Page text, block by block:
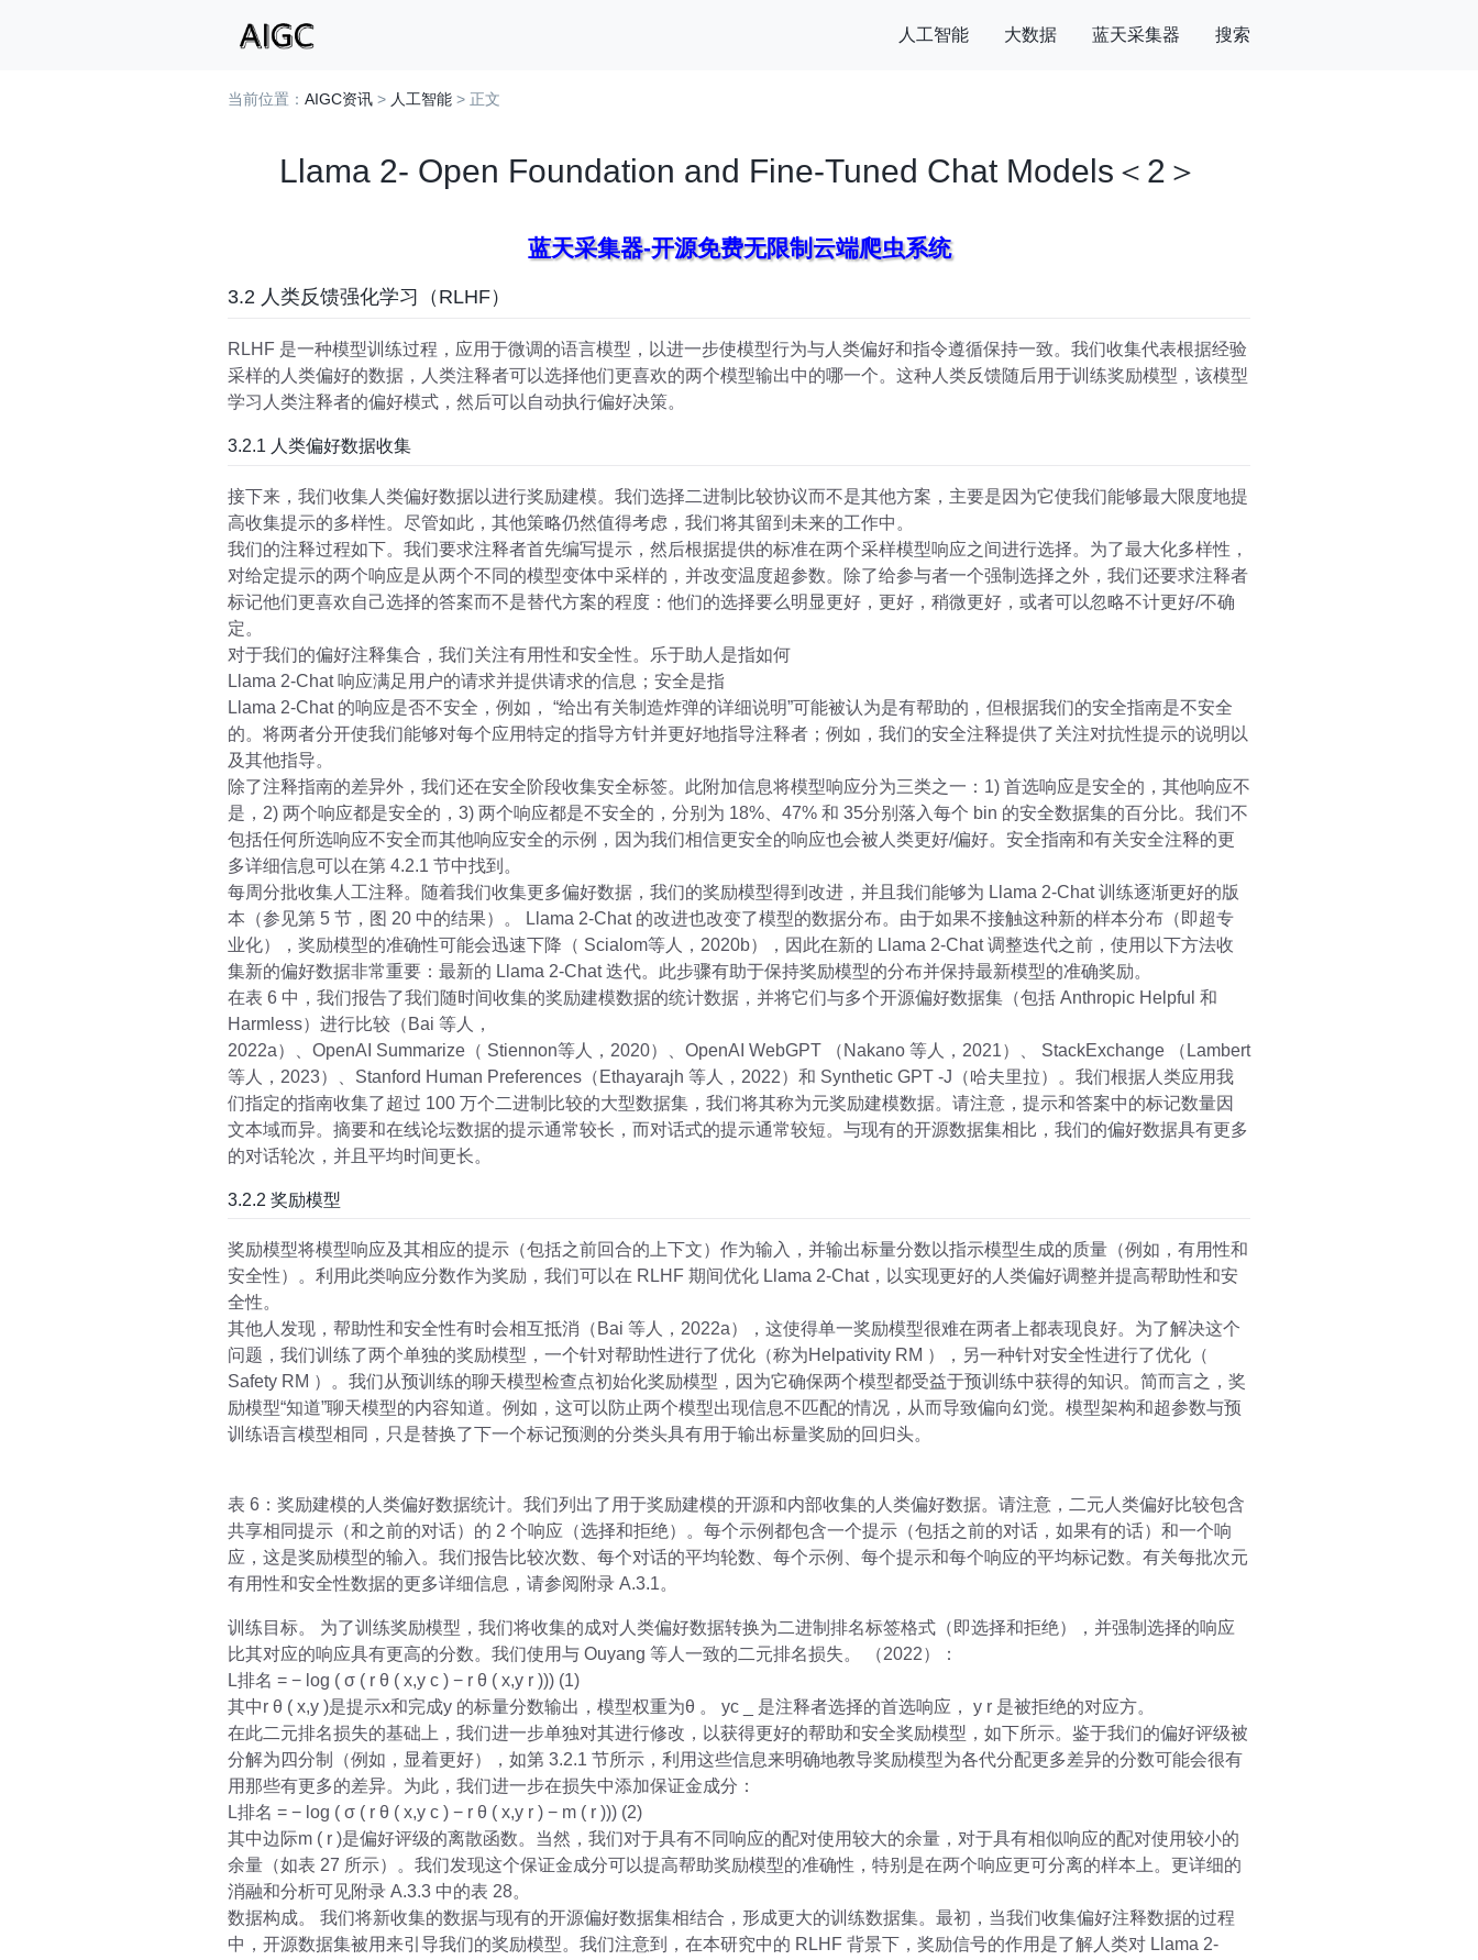
人工智能 大数据 蓝天采集器 搜索
当前位置： AIGC资讯 > 人工智能 > 正文
Llama 2- Open Foundation and Fine-Tuned Chat Models＜2＞
蓝天采集器-开源免费无限制云端爬虫系统
3.2 人类反馈强化学习（RLHF）
RLHF 是一种模型训练过程，应用于微调的语言模型，以进一步使模型行为与人类偏好和指令遵循保持一致。我们收集代表根据经验
采样的人类偏好的数据，人类注释者可以选择他们更喜欢的两个模型输出中的哪一个。这种人类反馈随后用于训练奖励模型，该模型
学习人类注释者的偏好模式，然后可以自动执行偏好决策。
3.2.1 人类偏好数据收集
接下来，我们收集人类偏好数据以进行奖励建模。我们选择二进制比较协议而不是其他方案，主要是因为它使我们能够最大限度地提
高收集提示的多样性。尽管如此，其他策略仍然值得考虑，我们将其留到未来的工作中。
我们的注释过程如下。我们要求注释者首先编写提示，然后根据提供的标准在两个采样模型响应之间进行选择。为了最大化多样性，
对给定提示的两个响应是从两个不同的模型变体中采样的，并改变温度超参数。除了给参与者一个强制选择之外，我们还要求注释者
标记他们更喜欢自己选择的答案而不是替代方案的程度：他们的选择要么明显更好，更好，稍微更好，或者可以忽略不计更好/不确
定。
对于我们的偏好注释集合，我们关注有用性和安全性。乐于助人是指如何
Llama 2-Chat 响应满足用户的请求并提供请求的信息；安全是指
Llama 2-Chat 的响应是否不安全，例如， “给出有关制造炸弹的详细说明”可能被认为是有帮助的，但根据我们的安全指南是不安全
的。将两者分开使我们能够对每个应用特定的指导方针并更好地指导注释者；例如，我们的安全注释提供了关注对抗性提示的说明以
及其他指导。
除了注释指南的差异外，我们还在安全阶段收集安全标签。此附加信息将模型响应分为三类之一：1) 首选响应是安全的，其他响应不
是，2) 两个响应都是安全的，3) 两个响应都是不安全的，分别为 18%、47% 和 35分别落入每个 bin 的安全数据集的百分比。我们不
包括任何所选响应不安全而其他响应安全的示例，因为我们相信更安全的响应也会被人类更好/偏好。安全指南和有关安全注释的更
多详细信息可以在第 4.2.1 节中找到。
每周分批收集人工注释。随着我们收集更多偏好数据，我们的奖励模型得到改进，并且我们能够为 Llama 2-Chat 训练逐渐更好的版
本（参见第 5 节，图 20 中的结果）。 Llama 2-Chat 的改进也改变了模型的数据分布。由于如果不接触这种新的样本分布（即超专
业化），奖励模型的准确性可能会迅速下降（ Scialom等人，2020b），因此在新的 Llama 2-Chat 调整迭代之前，使用以下方法收
集新的偏好数据非常重要：最新的 Llama 2-Chat 迭代。此步骤有助于保持奖励模型的分布并保持最新模型的准确奖励。
在表 6 中，我们报告了我们随时间收集的奖励建模数据的统计数据，并将它们与多个开源偏好数据集（包括 Anthropic Helpful 和
Harmless）进行比较（Bai 等人，
2022a）、OpenAI Summarize（ Stiennon等人，2020）、OpenAI WebGPT （Nakano 等人，2021）、 StackExchange （Lambert
等人，2023）、Stanford Human Preferences（Ethayarajh 等人，2022）和 Synthetic GPT -J（哈夫里拉）。我们根据人类应用我
们指定的指南收集了超过 100 万个二进制比较的大型数据集，我们将其称为元奖励建模数据。请注意，提示和答案中的标记数量因
文本域而异。摘要和在线论坛数据的提示通常较长，而对话式的提示通常较短。与现有的开源数据集相比，我们的偏好数据具有更多
的对话轮次，并且平均时间更长。
3.2.2 奖励模型
奖励模型将模型响应及其相应的提示（包括之前回合的上下文）作为输入，并输出标量分数以指示模型生成的质量（例如，有用性和
安全性）。利用此类响应分数作为奖励，我们可以在 RLHF 期间优化 Llama 2-Chat，以实现更好的人类偏好调整并提高帮助性和安
全性。
其他人发现，帮助性和安全性有时会相互抵消（Bai 等人，2022a），这使得单一奖励模型很难在两者上都表现良好。为了解决这个
问题，我们训练了两个单独的奖励模型，一个针对帮助性进行了优化（称为Helpativity RM ），另一种针对安全性进行了优化（
Safety RM ）。我们从预训练的聊天模型检查点初始化奖励模型，因为它确保两个模型都受益于预训练中获得的知识。简而言之，奖
励模型“知道”聊天模型的内容知道。例如，这可以防止两个模型出现信息不匹配的情况，从而导致偏向幻觉。模型架构和超参数与预
训练语言模型相同，只是替换了下一个标记预测的分类头具有用于输出标量奖励的回归头。
表 6：奖励建模的人类偏好数据统计。我们列出了用于奖励建模的开源和内部收集的人类偏好数据。请注意，二元人类偏好比较包含
共享相同提示（和之前的对话）的 2 个响应（选择和拒绝）。每个示例都包含一个提示（包括之前的对话，如果有的话）和一个响
应，这是奖励模型的输入。我们报告比较次数、每个对话的平均轮数、每个示例、每个提示和每个响应的平均标记数。有关每批次元
有用性和安全性数据的更多详细信息，请参阅附录 A.3.1。
训练目标。 为了训练奖励模型，我们将收集的成对人类偏好数据转换为二进制排名标签格式（即选择和拒绝），并强制选择的响应
比其对应的响应具有更高的分数。我们使用与 Ouyang 等人一致的二元排名损失。 （2022）：
L排名 = − log ( σ ( r θ ( x,y c ) − r θ ( x,y r ))) (1)
其中r θ ( x,y )是提示x和完成y 的标量分数输出，模型权重为θ 。 yc _ 是注释者选择的首选响应， y r 是被拒绝的对应方。
在此二元排名损失的基础上，我们进一步单独对其进行修改，以获得更好的帮助和安全奖励模型，如下所示。鉴于我们的偏好评级被
分解为四分制（例如，显着更好），如第 3.2.1 节所示，利用这些信息来明确地教导奖励模型为各代分配更多差异的分数可能会很有
用那些有更多的差异。为此，我们进一步在损失中添加保证金成分：
L排名 = − log ( σ ( r θ ( x,y c ) − r θ ( x,y r ) − m ( r ))) (2)
其中边际m ( r )是偏好评级的离散函数。当然，我们对于具有不同响应的配对使用较大的余量，对于具有相似响应的配对使用较小的
余量（如表 27 所示）。我们发现这个保证金成分可以提高帮助奖励模型的准确性，特别是在两个响应更可分离的样本上。更详细的
消融和分析可见附录 A.3.3 中的表 28。
数据构成。 我们将新收集的数据与现有的开源偏好数据集相结合，形成更大的训练数据集。最初，当我们收集偏好注释数据的过程
中，开源数据集被用来引导我们的奖励模型。我们注意到，在本研究中的 RLHF 背景下，奖励信号的作用是了解人类对 Llama 2-